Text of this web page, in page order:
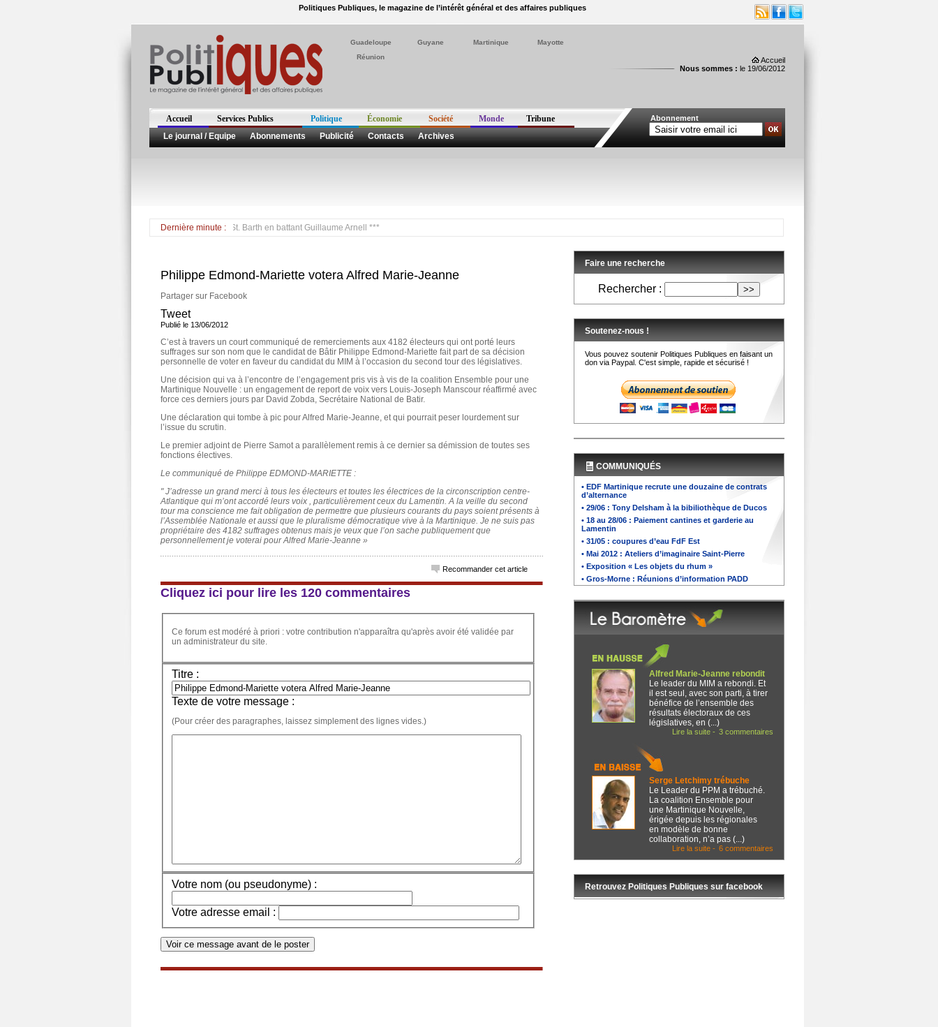
Politiques Publiques, le magazine de l’intérêt général et des affaires publiques
Accueil
Nous sommes : le 19/06/2012
Guadeloupe Guyane Martinique
Mayotte
Réunion
Abonnement
Accueil Services Publics Politique Économie Société Monde
Tribune
Le journal / Equipe
Abonnements Publicité Contacts Archives
Dernière minute :
*** Daniel Gibbs devient député de St. Martin et St. Barth en battant Guillaume Arnell ***
Philippe Edmond-Mariette votera Alfred Marie-Jeanne
Partager sur Facebook
Tweet
Publié le 13/06/2012
C’est à travers un court communiqué de remerciements aux 4182 électeurs qui ont porté leurs
suffrages sur son nom que le candidat de Bâtir Philippe Edmond-Mariette fait part de sa décision
personnelle de voter en faveur du candidat du MIM à l’occasion du second tour des législatives.
Une décision qui va à l’encontre de l’engagement pris vis à vis de la coalition Ensemble pour une
Martinique Nouvelle : un engagement de report de voix vers Louis-Joseph Manscour réaffirmé avec
force ces derniers jours par David Zobda, Secrétaire National de Batir.
Une déclaration qui tombe à pic pour Alfred Marie-Jeanne, et qui pourrait peser lourdement sur
l’issue du scrutin.
Le premier adjoint de Pierre Samot a parallèlement remis à ce dernier sa démission de toutes ses
fonctions électives.
Le communiqué de Philippe EDMOND-MARIETTE :
" J’adresse un grand merci à tous les électeurs et toutes les électrices de la circonscription centre-
Atlantique qui m’ont accordé leurs voix , particulièrement ceux du Lamentin. A la veille du second
tour ma conscience me fait obligation de permettre que plusieurs courants du pays soient présents à
l’Assemblée Nationale et aussi que le pluralisme démocratique vive à la Martinique. Je ne suis pas
propriétaire des 4182 suffrages obtenus mais je veux que l’on sache publiquement que
personnellement je voterai pour Alfred Marie-Jeanne »
Recommander cet article
Cliquez ici pour lire les 120 commentaires
Ce forum est modéré à priori : votre contribution n'apparaîtra qu'après avoir été validée par
un administrateur du site.
Titre :
Texte de votre message :
(Pour créer des paragraphes, laissez simplement des lignes vides.)
Votre nom (ou pseudonyme) :
Votre adresse email :
Faire une recherche
Rechercher :
Soutenez-nous !
Vous pouvez soutenir Politiques Publiques en faisant un
don via Paypal. C'est simple, rapide et sécurisé !
COMMUNIQUÉS
• EDF Martinique recrute une douzaine de contrats
d’alternance
• 29/06 : Tony Delsham à la bibiliothèque de Ducos
• 18 au 28/06 : Paiement cantines et garderie au
Lamentin
• 31/05 : coupures d’eau FdF Est
• Mai 2012 : Ateliers d’imaginaire Saint-Pierre
• Exposition « Les objets du rhum »
• Gros-Morne : Réunions d’information PADD
Alfred Marie-Jeanne rebondit
Le leader du MIM a rebondi. Et
il est seul, avec son parti, à tirer
bénéfice de l’ensemble des
résultats électoraux de ces
législatives, en (...)
3 commentaires
Lire la suite -
Serge Letchimy trébuche
Le Leader du PPM a trébuché.
La coalition Ensemble pour
une Martinique Nouvelle,
érigée depuis les régionales
en modèle de bonne
collaboration, n’a pas (...)
6 commentaires
Lire la suite -
Retrouvez Politiques Publiques sur facebook